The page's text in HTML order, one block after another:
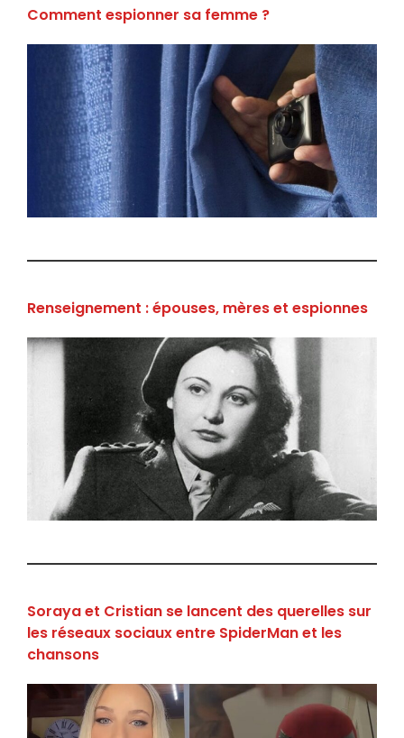
Comment espionner sa femme ?
Renseignement : épouses, mères et espionnes
Soraya et Cristian se lancent des querelles sur
les réseaux sociaux entre SpiderMan et les
chansons